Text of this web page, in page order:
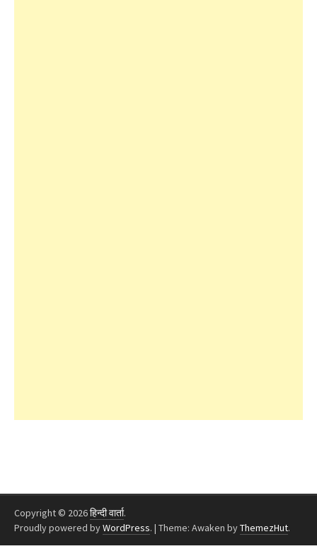
Copyright © 2026हिन्दी वार्ता.
Proudly powered byWordPress. | Theme: Awaken byThemezHut.